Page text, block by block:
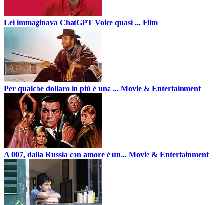
Lei immaginava ChatGPT Voice quasi ... Film
Per qualche dollaro in più è una ... Movie & Entertainment
A 007, dalla Russia con amore è un... Movie & Entertainment